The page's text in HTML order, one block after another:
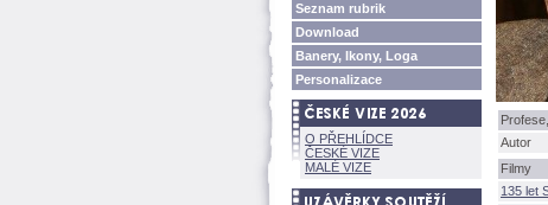
Seznam rubrik
Download
Banery, Ikony, Loga
Personalizace
O PŘEHLÍDCE
ČESKÉ VIZE
MALÉ VIZE
Autor
Filmy
135 let